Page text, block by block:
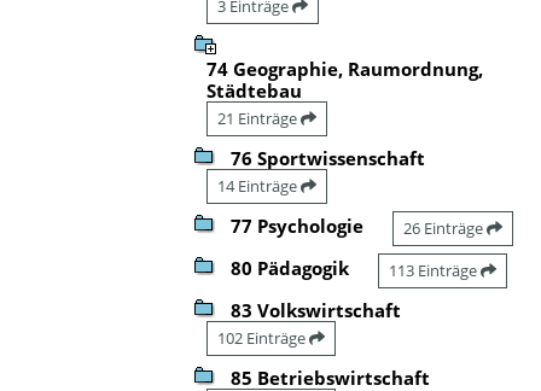
3 Einträge
74 Geographie, Raumordnung,
Städtebau
21 Einträge
76 Sportwissenschaft
14 Einträge
77 Psychologie 26 Einträge
80 Pädagogik 113 Einträge
83 Volkswirtschaft
102 Einträge
85 Betriebswirtschaft